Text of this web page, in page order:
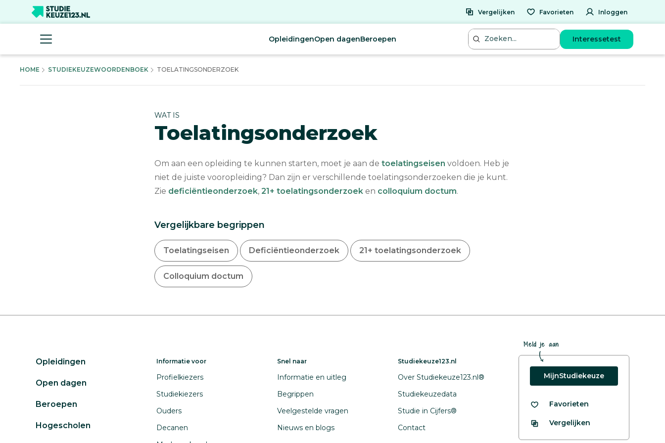
Vergelijken Favorieten Inloggen
OpleidingenOpen dagenBeroepen Interessetest
HOME STUDIEKEUZEWOORDENBOEK TOELATINGSONDERZOEK
WAT IS
Toelatingsonderzoek
Om aan een opleiding te kunnen starten, moet je aan de toelatingseisen voldoen. Heb je
niet de juiste vooropleiding? Dan zijn er verschillende toelatingsonderzoeken die je kunt.
Zie deficiëntieonderzoek, 21+ toelatingsonderzoek en colloquium doctum.
Vergelijkbare begrippen
Toelatingseisen Deficiëntieonderzoek 21+ toelatingsonderzoek
Colloquium doctum
Opleidingen
Open dagen
Beroepen
Hogescholen
Informatie voor
Profielkiezers
Studiekiezers
Ouders
Decanen
Snel naar
Informatie en uitleg
Begrippen
Veelgestelde vragen
Nieuws en blogs
Studiekeuze123.nl
Over Studiekeuze123.nl®
Studiekeuzedata
Studie in Cijfers®
Contact
Meld je aan
MijnStudiekeuze
Favorieten
Vergelijken